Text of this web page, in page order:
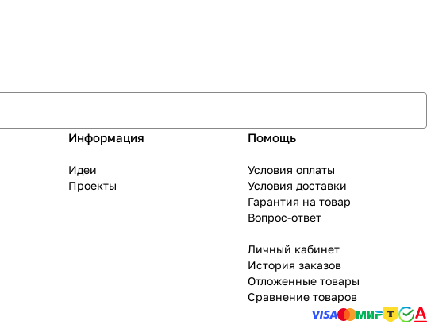
Информация
Идеи
Проекты
Помощь
Условия оплаты
Условия доставки
Гарантия на товар
Вопрос-ответ
Личный кабинет
История заказов
Отложенные товары
Сравнение товаров